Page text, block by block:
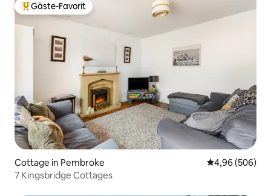
Beliebter Gäste-Favorit.
Gäste-Favorit
Cottage in Pembroke
4,96 (506)
7 Kingsbridge Cottages